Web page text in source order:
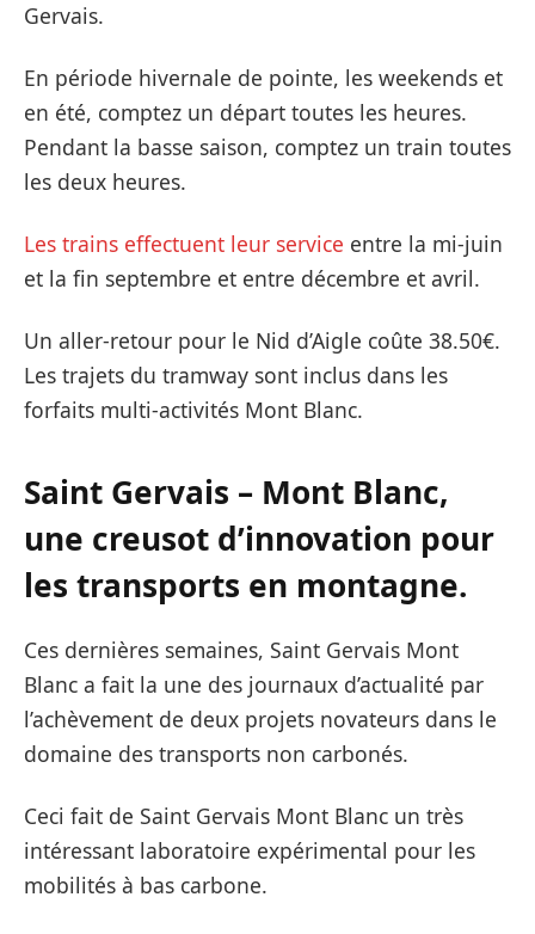
Gervais.
En période hivernale de pointe, les weekends et
en été, comptez un départ toutes les heures.
Pendant la basse saison, comptez un train toutes
les deux heures.
Les trains effectuent leur service entre la mi-juin
et la fin septembre et entre décembre et avril.
Un aller-retour pour le Nid d’Aigle coûte 38.50€.
Les trajets du tramway sont inclus dans les
forfaits multi-activités Mont Blanc.
Saint Gervais – Mont Blanc,
une creusot d’innovation pour
les transports en montagne.
Ces dernières semaines, Saint Gervais Mont
Blanc a fait la une des journaux d’actualité par
l’achèvement de deux projets novateurs dans le
domaine des transports non carbonés.
Ceci fait de Saint Gervais Mont Blanc un très
intéressant laboratoire expérimental pour les
mobilités à bas carbone.